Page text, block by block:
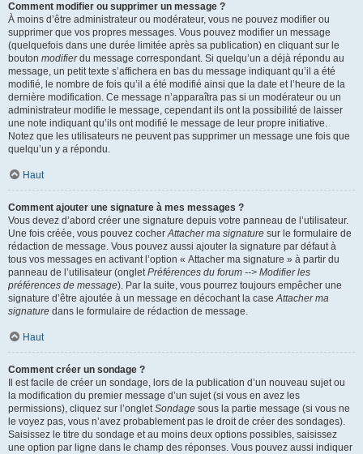
Comment modifier ou supprimer un message ?
À moins d’être administrateur ou modérateur, vous ne pouvez modifier ou
supprimer que vos propres messages. Vous pouvez modifier un message
(quelquefois dans une durée limitée après sa publication) en cliquant sur le
bouton modifierdu message correspondant. Si quelqu’un a déjà répondu au
message, un petit texte s’affichera en bas du message indiquant qu’il a été
modifié, le nombre de fois qu’il a été modifié ainsi que la date et l’heure de la
dernière modification. Ce message n’apparaîtra pas si un modérateur ou un
administrateur modifie le message, cependant ils ont la possibilité de laisser
une note indiquant qu’ils ont modifié le message de leur propre initiative.
Notez que les utilisateurs ne peuvent pas supprimer un message une fois que
quelqu’un y a répondu.
Haut
Comment ajouter une signature à mes messages ?
Vous devez d’abord créer une signature depuis votre panneau de l’utilisateur.
Une fois créée, vous pouvez cocherAttacher ma signature sur le formulaire de
rédaction de message. Vous pouvez aussi ajouter la signature par défaut à
tous vos messages en activant l’option « Attacher ma signature » à partir du
panneau de l’utilisateur (ongletPréférences du forum --> Modifier les
préférences de message). Par la suite, vous pourrez toujours empêcher une
signature d’être ajoutée à un message en décochant la caseAttacher ma
signature dans le formulaire de rédaction de message.
Haut
Comment créer un sondage ?
Il est facile de créer un sondage, lors de la publication d’un nouveau sujet ou
la modification du premier message d’un sujet (si vous en avez les
permissions), cliquez sur l’ongletSondage sous la partie message (si vous ne
le voyez pas, vous n’avez probablement pas le droit de créer des sondages).
Saisissez le titre du sondage et au moins deux options possibles, saisissez
une option par ligne dans le champ des réponses. Vous pouvez aussi indiquer